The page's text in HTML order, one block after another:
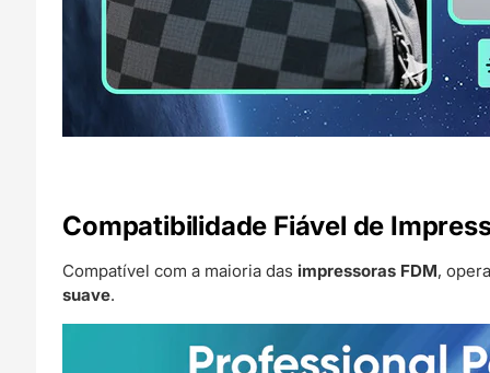
Compatibilidade Fiável de
Compatível com a maioria dasimpressoras FDM,
suave.